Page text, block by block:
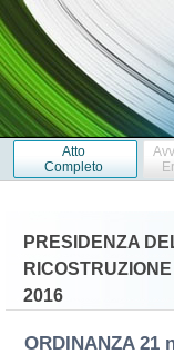
Atto
Completo
PRESIDENZA
2016
ORDINANZA 21